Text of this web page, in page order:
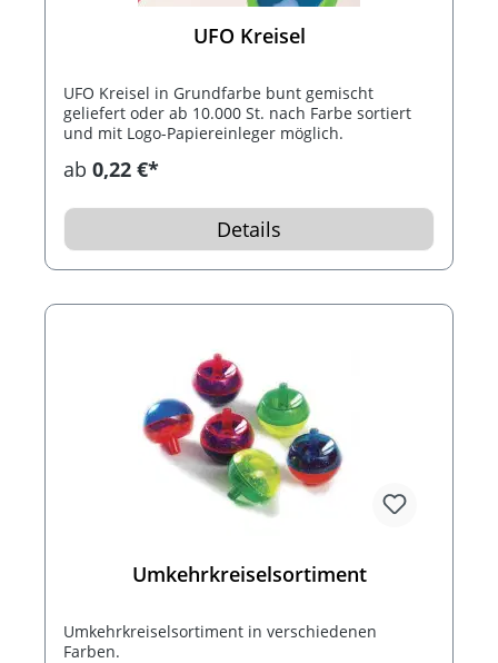
UFO Kreisel
UFO Kreisel in Grundfarbe bunt gemischt
geliefert oder ab 10.000 St. nach Farbe sortiert
und mit Logo-Papiereinleger möglich.
ab 0,22 €*
Details
Umkehrkreiselsortiment
Umkehrkreiselsortiment in verschiedenen
Farben.